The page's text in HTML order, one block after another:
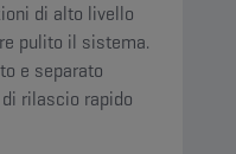
di alto livello
pulito il sistema.
e separato
rilascio rapido